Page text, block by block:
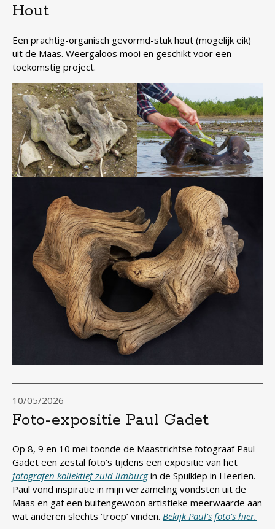
Hout
Een prachtig-organisch gevormd-stuk hout (mogelijk eik)
uit de Maas. Weergaloos mooi en geschikt voor een
toekomstig project.
10/05/2026
Foto-expositie Paul Gadet
Op 8, 9 en 10 mei toonde de Maastrichtse fotograaf Paul
Gadet een zestal foto’s tijdens een expositie van het
fotografen kollektief zuid limburgin de Spuiklep in Heerlen.
Paul vond inspiratie in mijn verzameling vondsten uit de
Maas en gaf een buitengewoon artistieke meerwaarde aan
wat anderen slechts ’troep’ vinden. Bekijk Paul’s foto’s hier.